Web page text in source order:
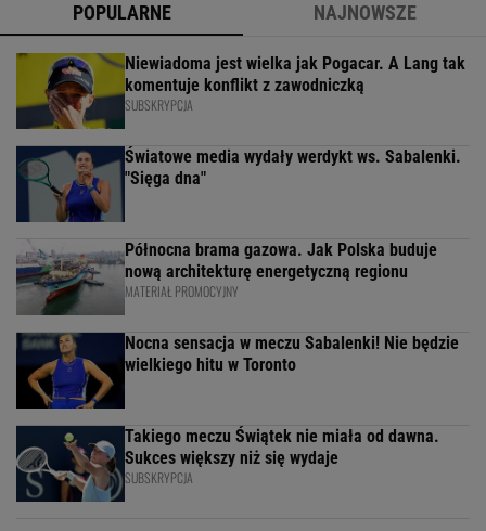
POPULARNE NAJNOWSZE
Niewiadoma jest wielka jak Pogacar. A Lang tak
komentuje konflikt z zawodniczką
SUBSKRYPCJA
Światowe media wydały werdykt ws. Sabalenki.
"Sięga dna"
Północna brama gazowa. Jak Polska buduje
nową architekturę energetyczną regionu
MATERIAŁ PROMOCYJNY
Nocna sensacja w meczu Sabalenki! Nie będzie
wielkiego hitu w Toronto
Takiego meczu Świątek nie miała od dawna.
Sukces większy niż się wydaje
SUBSKRYPCJA